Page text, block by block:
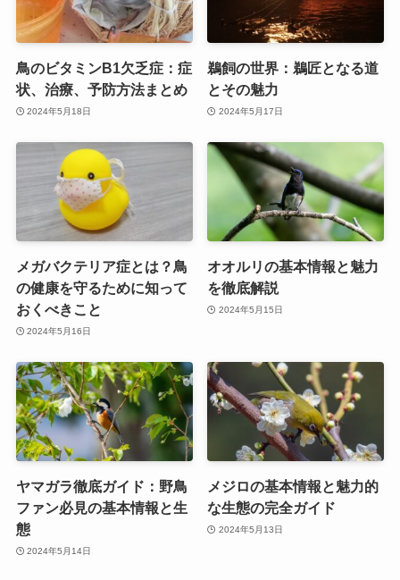
鳥のビタミンB1欠乏症：症
状、治療、予防方法まとめ
2024年5月18日
鵜飼の世界：鵜匠となる道
とその魅力
2024年5月17日
メガバクテリア症とは？鳥
の健康を守るために知って
おくべきこと
2024年5月16日
オオルリの基本情報と魅力
を徹底解説
2024年5月15日
ヤマガラ徹底ガイド：野鳥
ファン必見の基本情報と生
態
2024年5月14日
メジロの基本情報と魅力的
な生態の完全ガイド
2024年5月13日